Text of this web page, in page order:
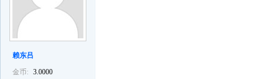
赖东吕
金币:
3.0000